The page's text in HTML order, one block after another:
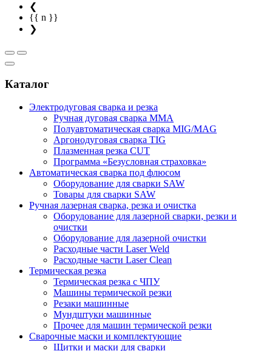
❮
{{ n }}
❯
Каталог
Электродуговая сварка и резка
Ручная дуговая сварка MMA
Полуавтоматическая сварка MIG/MAG
Аргонодуговая сварка TIG
Плазменная резка CUT
Программа «Безусловная страховка»
Автоматическая сварка под флюсом
Оборудование для сварки SAW
Товары для сварки SAW
Ручная лазерная сварка, резка и очистка
Оборудование для лазерной сварки, резки и
очистки
Оборудование для лазерной очистки
Расходные части Laser Weld
Расходные части Laser Clean
Термическая резка
Термическая резка с ЧПУ
Машины термической резки
Резаки машинные
Мундштуки машинные
Прочее для машин термической резки
Сварочные маски и комплектующие
Щитки и маски для сварки